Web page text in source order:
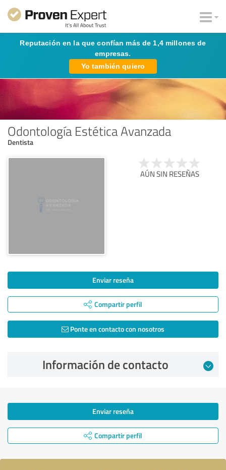
Reputación en la que confían más de 1,4 millones de
empresas.
Yo también quiero
Odontología Estética Avanzada
Dentista
AÚN SIN RESEÑAS
Enviar reseña
Compartir perfil
Ponte en contacto con nosotros
Información de contacto
Enviar reseña
Compartir perfil